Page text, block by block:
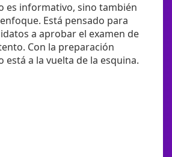
es informativo, sino también
Está pensado para
a aprobar el examen de
Con la preparación
está a la vuelta de la esquina.